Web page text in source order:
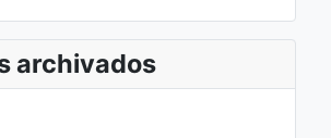
archivados